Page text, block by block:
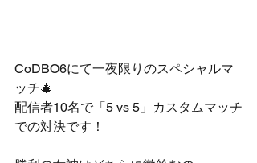
CoDBO6にて一夜限りのスペシャルマ
ッチ🎄
配信者10名で「5 vs 5」カスタムマッチ
での対決です！